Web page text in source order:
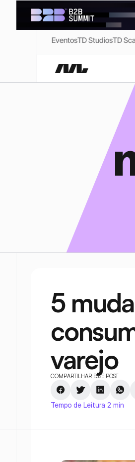
EventosTD StudiosTD
5
varejo
COMPARTILHAR ESSE POST
Tempo de Leitura 2 min